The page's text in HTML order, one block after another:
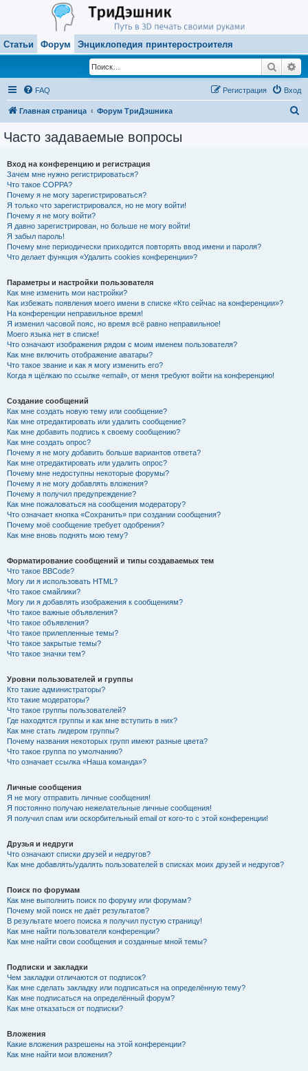
Статьи Форум Энциклопедия принтеростроителя
Поиск
FAQ Вход
Регистрация
Главная страница Форум ТриДэшника
Часто задаваемые вопросы
Вход на конференцию и регистрация
Зачем мне нужно регистрироваться?
Что такое COPPA?
Почему я не могу зарегистрироваться?
Я только что зарегистрировался, но не могу войти!
Почему я не могу войти?
Я давно зарегистрирован, но больше не могу войти!
Я забыл пароль!
Почему мне периодически приходится повторять ввод имени и пароля?
Что делает функция «Удалить cookies конференции»?
Параметры и настройки пользователя
Как мне изменить мои настройки?
Как избежать появления моего имени в списке «Кто сейчас на конференции»?
На конференции неправильное время!
Я изменил часовой пояс, но время всё равно неправильное!
Моего языка нет в списке!
Что означают изображения рядом с моим именем пользователя?
Как мне включить отображение аватары?
Что такое звание и как я могу изменить его?
Когда я щёлкаю по ссылке «email», от меня требуют войти на конференцию!
Создание сообщений
Как мне создать новую тему или сообщение?
Как мне отредактировать или удалить сообщение?
Как мне добавить подпись к своему сообщению?
Как мне создать опрос?
Почему я не могу добавить больше вариантов ответа?
Как мне отредактировать или удалить опрос?
Почему мне недоступны некоторые форумы?
Почему я не могу добавлять вложения?
Почему я получил предупреждение?
Как мне пожаловаться на сообщения модератору?
Что означает кнопка «Сохранить» при создании сообщения?
Почему моё сообщение требует одобрения?
Как мне вновь поднять мою тему?
Форматирование сообщений и типы создаваемых тем
Что такое BBCode?
Могу ли я использовать HTML?
Что такое смайлики?
Могу ли я добавлять изображения к сообщениям?
Что такое важные объявления?
Что такое объявления?
Что такое прилепленные темы?
Что такое закрытые темы?
Что такое значки тем?
Уровни пользователей и группы
Кто такие администраторы?
Кто такие модераторы?
Что такое группы пользователей?
Где находятся группы и как мне вступить в них?
Как мне стать лидером группы?
Почему названия некоторых групп имеют разные цвета?
Что такое группа по умолчанию?
Что означает ссылка «Наша команда»?
Личные сообщения
Я не могу отправить личные сообщения!
Я постоянно получаю нежелательные личные сообщения!
Я получил спам или оскорбительный email от кого-то с этой конференции!
Друзья и недруги
Что означают списки друзей и недругов?
Как мне добавлять/удалять пользователей в списках моих друзей и недругов?
Поиск по форумам
Как мне выполнить поиск по форуму или форумам?
Почему мой поиск не даёт результатов?
В результате моего поиска я получил пустую страницу!
Как мне найти пользователя конференции?
Как мне найти свои сообщения и созданные мной темы?
Подписки и закладки
Чем закладки отличаются от подписок?
Как мне сделать закладку или подписаться на определённую тему?
Как мне подписаться на определённый форум?
Как мне отказаться от подписки?
Вложения
Какие вложения разрешены на этой конференции?
Как мне найти мои вложения?